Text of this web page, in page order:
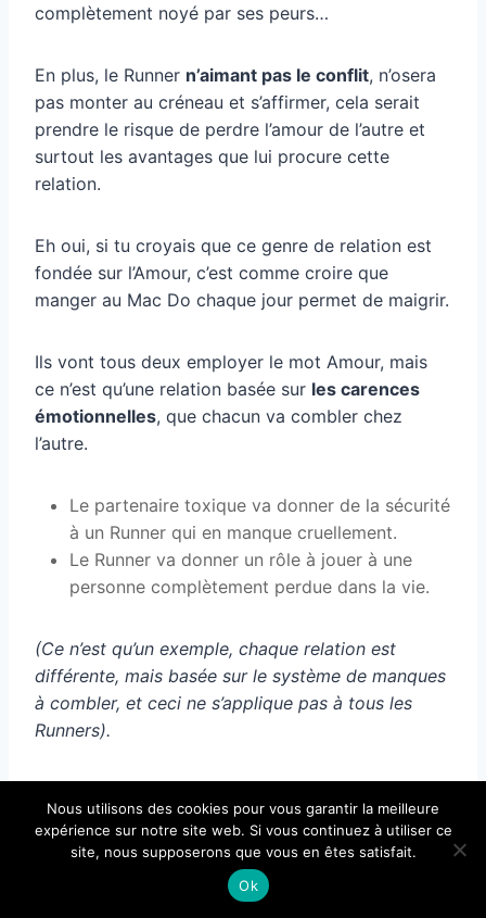
complètement noyé par ses peurs…
En plus, le Runner n’aimant pas le conflit, n’osera
pas monter au créneau et s’affirmer, cela serait
prendre le risque de perdre l’amour de l’autre et
surtout les avantages que lui procure cette
relation.
Eh oui, si tu croyais que ce genre de relation est
fondée sur l’Amour, c’est comme croire que
manger au Mac Do chaque jour permet de maigrir.
Ils vont tous deux employer le mot Amour, mais
ce n’est qu’une relation basée sur les carences
émotionnelles, que chacun va combler chez
l’autre.
Le partenaire toxique va donner de la sécurité
à un Runner qui en manque cruellement.
Le Runner va donner un rôle à jouer à une
personne complètement perdue dans la vie.
(Ce n’est qu’un exemple, chaque relation est
différente, mais basée sur le système de manques
à combler, et ceci ne s’applique pas à tous les
Runners).
c’est prendre le risque deperdre toute cette
sécurité que seul on ne se sent pas capable de se
Nous utilisons des cookies pour vous garantir la meilleure
expérience sur notre site web. Si vous continuez à utiliser ce
site, nous supposerons que vous en êtes satisfait.
Ok